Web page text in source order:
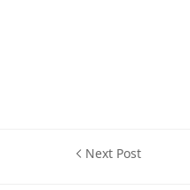
Next Post